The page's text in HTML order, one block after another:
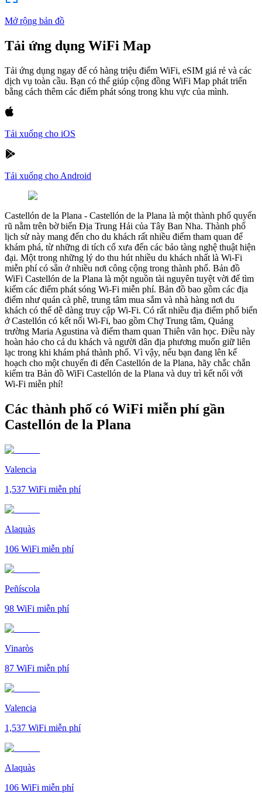
Mở rộng bản đồ
Tải ứng dụng WiFi Map
Tải ứng dụng ngay để có hàng triệu điểm WiFi, eSIM giá rẻ và các
dịch vụ toàn cầu. Bạn có thể giúp cộng đồng WiFi Map phát triển
bằng cách thêm các điểm phát sóng trong khu vực của mình.
Tải xuống cho iOS
Tải xuống cho Android
Castellón de la Plana - Castellón de la Plana là một thành phố quyến
rũ nằm trên bờ biển Địa Trung Hải của Tây Ban Nha. Thành phố
lịch sử này mang đến cho du khách rất nhiều điểm tham quan để
khám phá, từ những di tích cổ xưa đến các bảo tàng nghệ thuật hiện
đại. Một trong những lý do thu hút nhiều du khách nhất là Wi-Fi
miễn phí có sẵn ở nhiều nơi công cộng trong thành phố. Bản đồ
WiFi Castellón de la Plana là một nguồn tài nguyên tuyệt vời để tìm
kiếm các điểm phát sóng Wi-Fi miễn phí. Bản đồ bao gồm các địa
điểm như quán cà phê, trung tâm mua sắm và nhà hàng nơi du
khách có thể dễ dàng truy cập Wi-Fi. Có rất nhiều địa điểm phổ biến
ở Castellón có kết nối Wi-Fi, bao gồm Chợ Trung tâm, Quảng
trường Maria Agustina và điểm tham quan Thiên văn học. Điều này
hoàn hảo cho cả du khách và người dân địa phương muốn giữ liên
lạc trong khi khám phá thành phố. Vì vậy, nếu bạn đang lên kế
hoạch cho một chuyến đi đến Castellón de la Plana, hãy chắc chắn
kiểm tra Bản đồ WiFi Castellón de la Plana và duy trì kết nối với
Wi-Fi miễn phí!
Các thành phố có WiFi miễn phí gần
Castellón de la Plana
Valencia
1,537 WiFi miễn phí
Alaquàs
106 WiFi miễn phí
Peñíscola
98 WiFi miễn phí
Vinaròs
87 WiFi miễn phí
Valencia
1,537 WiFi miễn phí
Alaquàs
106 WiFi miễn phí